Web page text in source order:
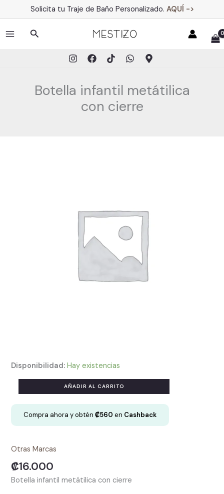
contenido
Solicita tu Traje de Baño Personalizado. AQUÍ ->
Buscar
Botella infantil metátilica
con cierre
Disponibilidad: Hay existencias
infantil
metátilica
cantidad
AÑADIR AL CARRITO
Compra ahora y obtén₡560 en Cashback
Otras Marcas
₡16.000
Botella infantil metátilica con cierre